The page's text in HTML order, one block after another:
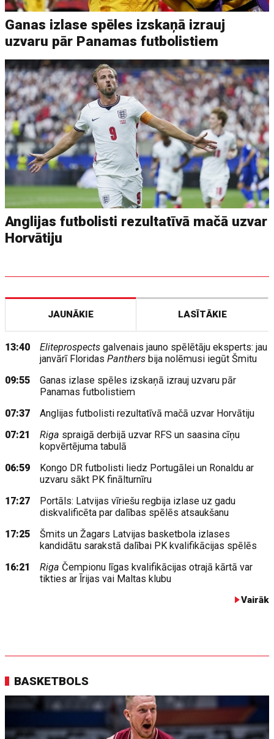
Ganas izlase spēles izskaņā izrauj
uzvaru pār Panamas futbolistiem
Anglijas futbolisti rezultatīvā mačā uzvar
Horvātiju
JAUNĀKIE LASĪTĀKIE
13:40 Eliteprospects galvenais jauno spēlētāju eksperts: jau
janvārī FloridasPanthers bija nolēmusi iegūt Šmitu
09:55
Ganas izlase spēles izskaņā izrauj uzvaru pār
Panamas futbolistiem
07:37
Anglijas futbolisti rezultatīvā mačā uzvar Horvātiju
07:21
Riga spraigā derbijā uzvar RFS un saasina cīņu
kopvērtējuma tabulā
06:59
Kongo DR futbolisti liedz Portugālei un Ronaldu ar
uzvaru sākt PK finālturnīru
17:27
Portāls: Latvijas vīriešu regbija izlase uz gadu
diskvalificēta par dalības spēlēs atsaukšanu
17:25
Šmits un Žagars Latvijas basketbola izlases
kandidātu sarakstā dalībai PK kvalifikācijas spēlēs
16:21
Riga Čempionu līgas kvalifikācijas otrajā kārtā var
tikties ar Īrijas vai Maltas klubu
Vairāk
BASKETBOLS